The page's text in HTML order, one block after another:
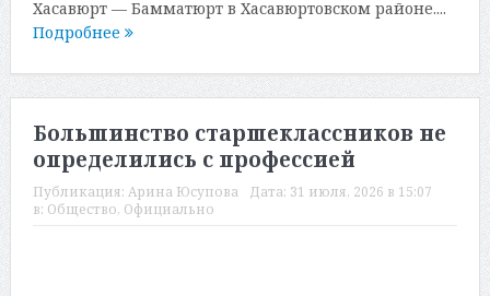
Хасавюрт — Бамматюрт в Хасавюртовском районе....
Подробнее
Большинство старшеклассников не
определились с профессией
Публикация: Арина Юсупова Дата: 31 июля, 2026 в 15:07
в: Общество, Официально